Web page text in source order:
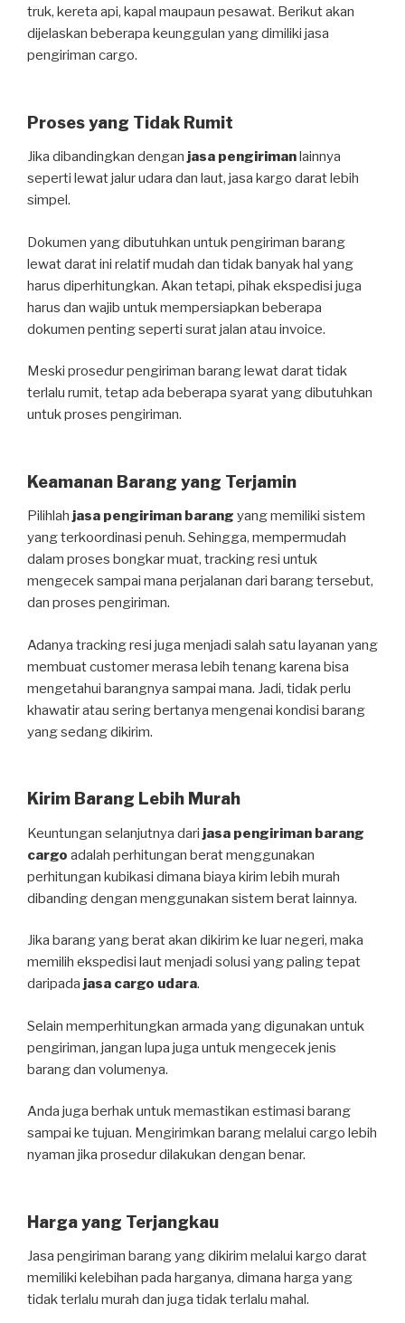
truk, kereta api, kapal maupaun pesawat. Berikut akan
dijelaskan beberapa keunggulan yang dimiliki jasa
pengiriman cargo.
Proses yang Tidak Rumit
Jika dibandingkan dengan jasa pengiriman lainnya
seperti lewat jalur udara dan laut, jasa kargo darat lebih
simpel.
Dokumen yang dibutuhkan untuk pengiriman barang
lewat darat ini relatif mudah dan tidak banyak hal yang
harus diperhitungkan. Akan tetapi, pihak ekspedisi juga
harus dan wajib untuk mempersiapkan beberapa
dokumen penting seperti surat jalan atau invoice.
Meski prosedur pengiriman barang lewat darat tidak
terlalu rumit, tetap ada beberapa syarat yang dibutuhkan
untuk proses pengiriman.
Keamanan Barang yang Terjamin
Pilihlah jasa pengiriman barang yang memiliki sistem
yang terkoordinasi penuh. Sehingga, mempermudah
dalam proses bongkar muat, tracking resi untuk
mengecek sampai mana perjalanan dari barang tersebut,
dan proses pengiriman.
Adanya tracking resi juga menjadi salah satu layanan yang
membuat customer merasa lebih tenang karena bisa
mengetahui barangnya sampai mana. Jadi, tidak perlu
khawatir atau sering bertanya mengenai kondisi barang
yang sedang dikirim.
Kirim Barang Lebih Murah
Keuntungan selanjutnya dari jasa pengiriman barang
cargo adalah perhitungan berat menggunakan
perhitungan kubikasi dimana biaya kirim lebih murah
dibanding dengan menggunakan sistem berat lainnya.
Jika barang yang berat akan dikirim ke luar negeri, maka
memilih ekspedisi laut menjadi solusi yang paling tepat
daripada jasa cargo udara.
Selain memperhitungkan armada yang digunakan untuk
pengiriman, jangan lupa juga untuk mengecek jenis
barang dan volumenya.
Anda juga berhak untuk memastikan estimasi barang
sampai ke tujuan. Mengirimkan barang melalui cargo lebih
nyaman jika prosedur dilakukan dengan benar.
Harga yang Terjangkau
Jasa pengiriman barang yang dikirim melalui kargo darat
memiliki kelebihan pada harganya, dimana harga yang
tidak terlalu murah dan juga tidak terlalu mahal.